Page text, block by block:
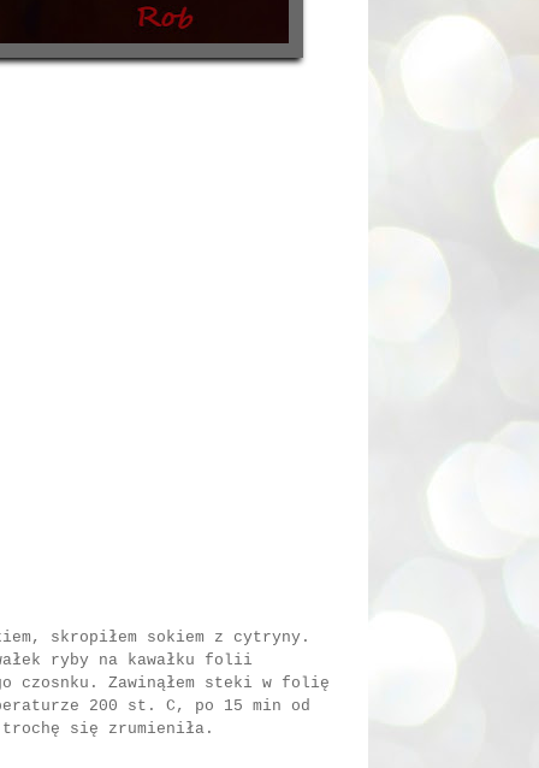
skropiłem sokiem z cytryny.
ryby na kawałku folii
czosnku. Zawinąłem steki w folię
200 st. C, po 15 min od
się zrumieniła.